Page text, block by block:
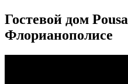
Гостевой дом
Флорианополисе